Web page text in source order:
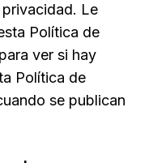
Le
Política de
ver si hay
Política de
se publican